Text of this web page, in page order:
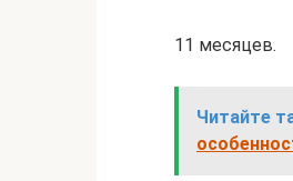
11 месяцев.
Читайте